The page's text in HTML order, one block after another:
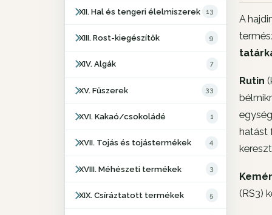
XII. Hal és tengeri élelmiszerek 13
XIII. Rost-kiegészítők 9
XIV. Algák 7
XV. Fűszerek 33
XVI. Kakaó/csokoládé 1
XVII. Tojás és tojástermékek 4
XVIII. Méhészeti termékek 3
XIX. Csíráztatott termékek 5
A
Rutin
hatást
(RS3)